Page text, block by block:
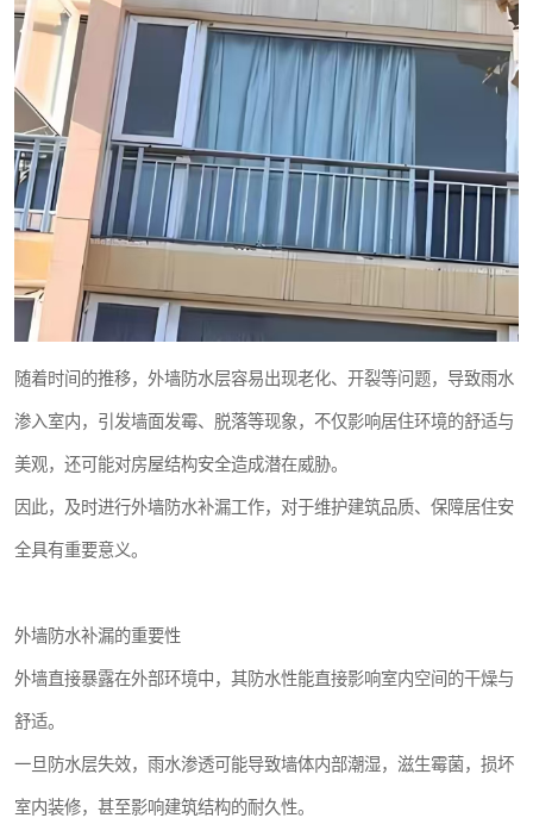
随着时间的推移，外墙防水层容易出现老化、开裂等问题，导致雨水
渗入室内，引发墙面发霉、脱落等现象，不仅影响居住环境的舒适与
美观，还可能对房屋结构安全造成潜在威胁。
因此，及时进行外墙防水补漏工作，对于维护建筑品质、保障居住安
全具有重要意义。
外墙防水补漏的重要性
外墙直接暴露在外部环境中，其防水性能直接影响室内空间的干燥与
舒适。
一旦防水层失效，雨水渗透可能导致墙体内部潮湿，滋生霉菌，损坏
室内装修，甚至影响建筑结构的耐久性。